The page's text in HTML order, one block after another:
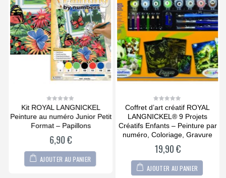
0
out
5
Kit ROYAL LANGNICKEL
Peinture au numéro Junior Petit
Format – Papillons
6,90€
AJOUTER AU PANIER
0
out
of
5
Coffret d’art créatif ROYAL
LANGNICKEL® 9 Projets
Créatifs Enfants – Peinture par
numéro, Coloriage, Gravure
19,90€
AJOUTER AU PANIER